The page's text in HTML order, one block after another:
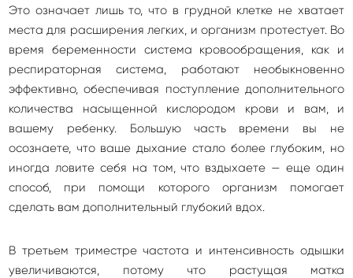
Это означает лишь то, что в грудной клетке не хватает
места для расширения легких, и организм протестует. Во
время беременности система кровообращения, как и
респираторная система, работают необыкновенно
эффективно, обеспечивая поступление дополнительного
количества насыщенной кислородом крови и вам, и
вашему ребенку. Большую часть времени вы не
осознаете, что ваше дыхание стало более глубоким, но
иногда ловите себя на том, что вздыхаете — еще один
способ, при помощи которого организм помогает
сделать вам дополнительный глубокий вдох.
В третьем триместре частота и интенсивность одышки
увеличиваются, потому что растущая матка